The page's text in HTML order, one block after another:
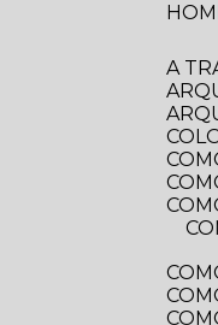
A
COMO ENCONTRAR O ENCANADOR MAIS PRÓXIMO DE VOCÊ? GUIA COMPLETO PARA RESOLVER SEUS PROBLEMAS